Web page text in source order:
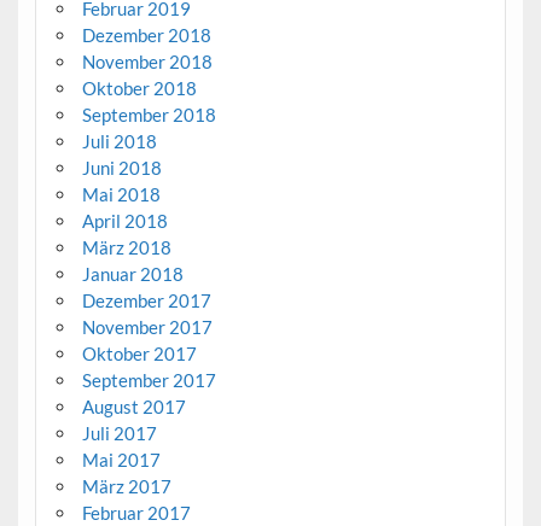
Februar 2019
Dezember 2018
November 2018
Oktober 2018
September 2018
Juli 2018
Juni 2018
Mai 2018
April 2018
März 2018
Januar 2018
Dezember 2017
November 2017
Oktober 2017
September 2017
August 2017
Juli 2017
Mai 2017
März 2017
Februar 2017